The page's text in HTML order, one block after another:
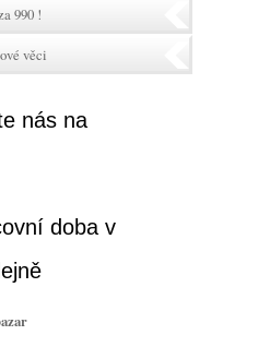
990 !
věci
nás na
doba v